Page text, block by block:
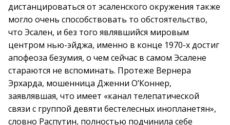
дистанцироваться от эсаленского окружения также
могло очень способствовать то обстоятельство,
что Эсален, и без того являвшийся мировым
центром нью-эйджа, именно в конце 1970-х достиг
апофеоза безумия, о чем сейчас в самом Эсалене
стараются не вспоминать. Протеже Вернера
Эрхарда, мошенница Дженни О’Коннер,
заявлявшая, что имеет «канал телепатической
связи с группой девяти бестелесных инопланетян»,
словно Распутин, полностью подчинила себе